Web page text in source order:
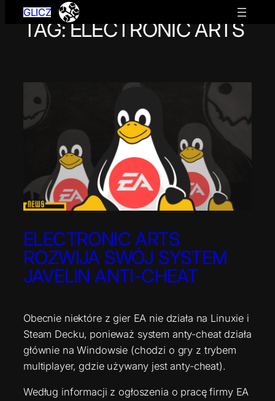
Przejdź
GLICZ
TAG:ELECTRONIC ARTS
ELECTRONIC ARTS
ROZWIJA SWÓJ SYSTEM
JAVELIN ANTI-CHEAT
Obecnie niektóre z gier EA nie działa na Linuxie i
Steam Decku, ponieważ system anty-cheat działa
głównie na Windowsie (chodzi o gry z trybem
multiplayer, gdzie używany jest anty-cheat).
Według informacji z ogłoszenia o pracę firmy EA